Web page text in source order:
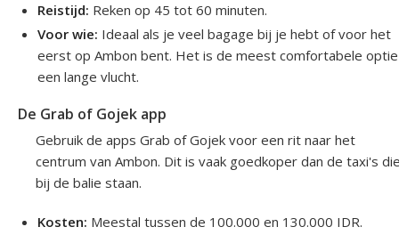
Reistijd: Reken op 45 tot 60 minuten.
Voor wie: Ideaal als je veel bagage bij je hebt of voor het
eerst op Ambon bent. Het is de meest comfortabele
een lange vlucht.
De Grab of Gojek app
Gebruik de apps Grab of Gojek voor een rit naar het
centrum van Ambon. Dit is vaak goedkoper dan de taxi's
bij de balie staan.
Kosten: Meestal tussen de 100.000 en 130.000 IDR.